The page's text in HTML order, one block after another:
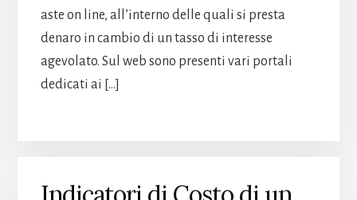
aste on line, all’interno delle quali si presta
denaro in cambio di un tasso di interesse
agevolato. Sul web sono presenti vari portali
dedicati ai […]